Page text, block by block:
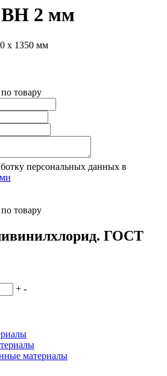
ВН 2 мм
х 1350 мм
товару
персональных данных в
товару
ГОСТ
+ -
материалы